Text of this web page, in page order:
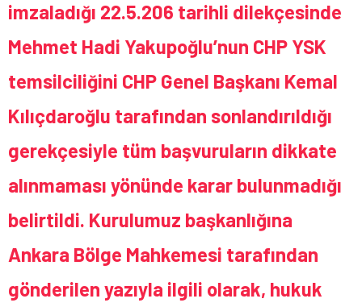
imzaladığı 22.5.206 tarihli dilekçesinde
Mehmet Hadi Yakupoğlu’nun CHP YSK
temsilciliğini CHP Genel Başkanı Kemal
Kılıçdaroğlu tarafından sonlandırıldığı
gerekçesiyle tüm başvuruların dikkate
alınmaması yönünde karar bulunmadığı
belirtildi. Kurulumuz başkanlığına
Ankara Bölge Mahkemesi tarafından
gönderilen yazıyla ilgili olarak, hukuk